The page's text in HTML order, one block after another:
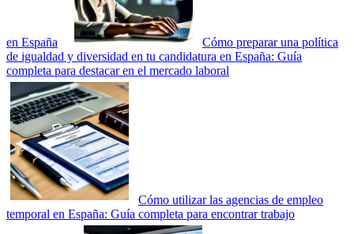
en España
Cómo preparar una política
de igualdad y diversidad en tu candidatura en España: Guía
completa para destacar en el mercado laboral
Cómo utilizar las agencias de empleo
temporal en España: Guía completa para encontrar trabajo